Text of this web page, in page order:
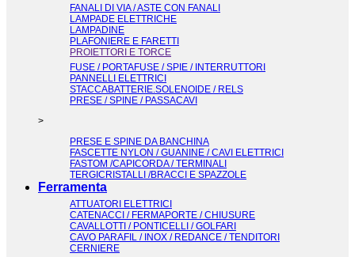
FANALI DI VIA / ASTE CON FANALI
LAMPADE ELETTRICHE
LAMPADINE
PLAFONIERE E FARETTI
PROIETTORI E TORCE
FUSE / PORTAFUSE / SPIE / INTERRUTTORI
PANNELLI ELETTRICI
STACCABATTERIE.SOLENOIDE / RELS
PRESE / SPINE / PASSACAVI
>
PRESE E SPINE DA BANCHINA
FASCETTE NYLON / GUANINE / CAVI ELETTRICI
FASTOM /CAPICORDA / TERMINALI
TERGICRISTALLI /BRACCI E SPAZZOLE
Ferramenta
ATTUATORI ELETTRICI
CATENACCI / FERMAPORTE / CHIUSURE
CAVALLOTTI / PONTICELLI / GOLFARI
CAVO PARAFIL / INOX / REDANCE / TENDITORI
CERNIERE